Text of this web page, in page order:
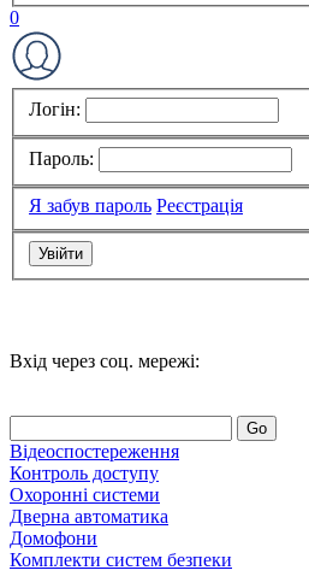
0
Логін:
Пароль:
Я забув пароль Реєстрація
Вхід через соц. мережі:
Go
Відеоспостереження
Контроль доступу
Охоронні системи
Дверна автоматика
Домофони
Комплекти систем безпеки